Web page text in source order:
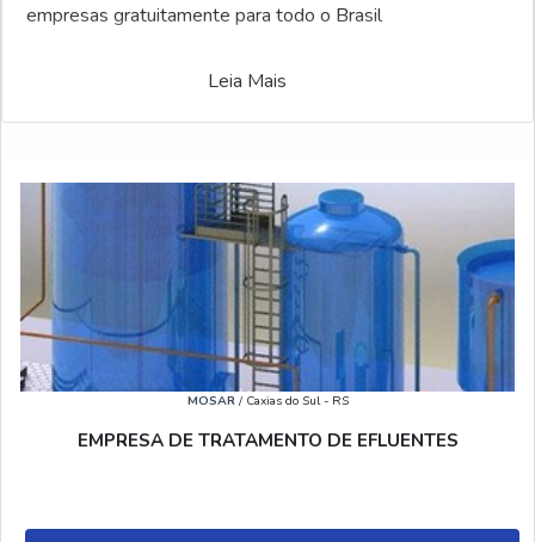
empresas gratuitamente para todo o Brasil
Leia Mais
MOSAR/ Caxias do Sul - RS
EMPRESA DE TRATAMENTO DE EFLUENTES